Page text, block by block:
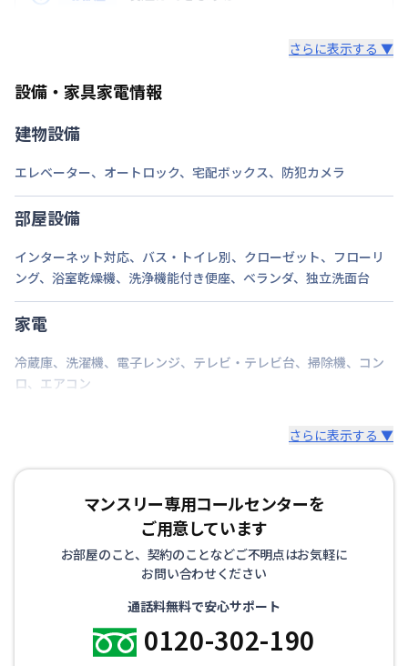
以外の扱いについては当社では責任を負いかねます。
また、お持ち込みいただいた家具や家電はご退去時に
さらに表示する ▼
設備・家具家電情報
建物設備
エレベーター、 オートロック、 宅配ボックス、 防犯カメラ
部屋設備
インターネット対応、 バス・トイレ別、 クローゼット、 フローリ
ング、 浴室乾燥機、 洗浄機能付き便座、 ベランダ、 独立洗面台
家電
冷蔵庫、 洗濯機、 電子レンジ、 テレビ・テレビ台、 掃除機、 コン
ロ、 エアコン
さらに表示する ▼
マンスリー専用コールセンターを
ご用意しています
お部屋のこと、契約のことなどご不明点はお気軽に
お問い合わせください
通話料無料で安心サポート
0120-302-190